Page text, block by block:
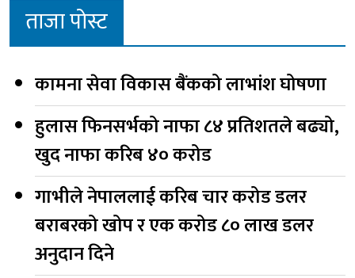
ताजा पोस्ट
कामना सेवा विकास बैंकको लाभांश घोषणा
हुलास फिनसर्भको नाफा ८४ प्रतिशतले बढ्यो,
खुद नाफा करिब ४० करोड
गाभीले नेपाललाई करिब चार करोड डलर
बराबरको खोप र एक करोड ८० लाख डलर
अनुदान दिने